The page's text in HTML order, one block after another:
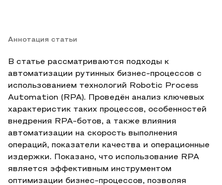
Аннотация статьи
В статье рассматриваются подходы к
автоматизации рутинных бизнес-процессов с
использованием технологий Robotic Process
Automation (RPA). Проведён анализ ключевых
характеристик таких процессов, особенностей
внедрения RPA-ботов, а также влияния
автоматизации на скорость выполнения
операций, показатели качества и операционные
издержки. Показано, что использование RPA
является эффективным инструментом
оптимизации бизнес-процессов, позволяя